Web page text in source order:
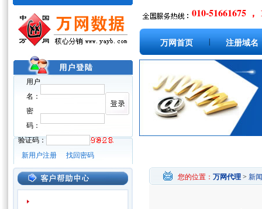
用户
名：
密
码：
验证码：
新用户注册
找回密码
010-51661675 ，
万网首页 注册域名
您的位置： 万网代理 > 新